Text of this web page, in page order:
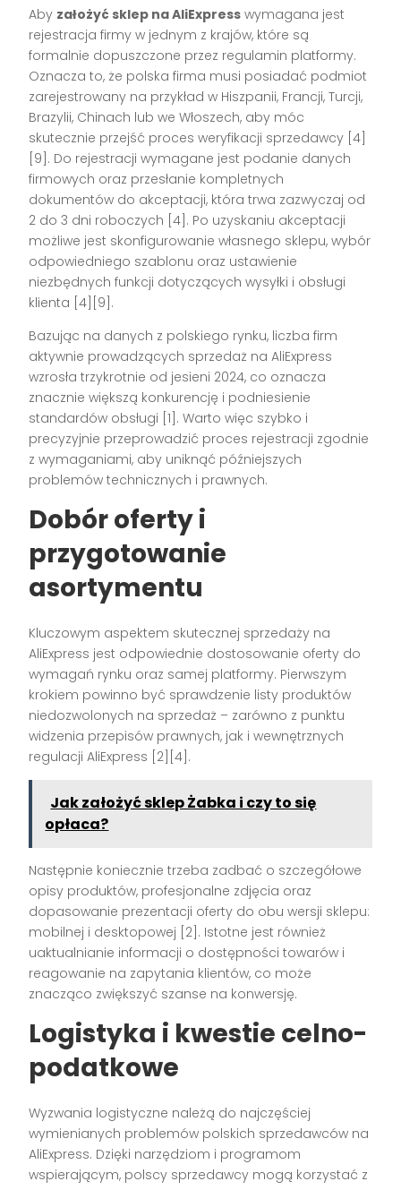
Aby założyć sklep na AliExpress wymagana jest
rejestracja firmy w jednym z krajów, które są
formalnie dopuszczone przez regulamin platformy.
Oznacza to, że polska firma musi posiadać podmiot
zarejestrowany na przykład w Hiszpanii, Francji, Turcji,
Brazylii, Chinach lub we Włoszech, aby móc
skutecznie przejść proces weryfikacji sprzedawcy [4]
[9]. Do rejestracji wymagane jest podanie danych
firmowych oraz przesłanie kompletnych
dokumentów do akceptacji, która trwa zazwyczaj od
2 do 3 dni roboczych [4]. Po uzyskaniu akceptacji
możliwe jest skonfigurowanie własnego sklepu, wybór
odpowiedniego szablonu oraz ustawienie
niezbędnych funkcji dotyczących wysyłki i obsługi
klienta [4][9].
Bazując na danych z polskiego rynku, liczba firm
aktywnie prowadzących sprzedaż na AliExpress
wzrosła trzykrotnie od jesieni 2024, co oznacza
znacznie większą konkurencję i podniesienie
standardów obsługi [1]. Warto więc szybko i
precyzyjnie przeprowadzić proces rejestracji zgodnie
z wymaganiami, aby uniknąć późniejszych
problemów technicznych i prawnych.
Dobór oferty i
przygotowanie
asortymentu
Kluczowym aspektem skutecznej sprzedaży na
AliExpress jest odpowiednie dostosowanie oferty do
wymagań rynku oraz samej platformy. Pierwszym
krokiem powinno być sprawdzenie listy produktów
niedozwolonych na sprzedaż – zarówno z punktu
widzenia przepisów prawnych, jak i wewnętrznych
regulacji AliExpress [2][4].
Jak założyć sklep Żabka i czy to się
opłaca?
Następnie koniecznie trzeba zadbać o szczegółowe
opisy produktów, profesjonalne zdjęcia oraz
dopasowanie prezentacji oferty do obu wersji sklepu:
mobilnej i desktopowej [2]. Istotne jest również
uaktualnianie informacji o dostępności towarów i
reagowanie na zapytania klientów, co może
znacząco zwiększyć szanse na konwersję.
Logistyka i kwestie celno-
podatkowe
Wyzwania logistyczne należą do najczęściej
wymienianych problemów polskich sprzedawców na
AliExpress. Dzięki narzędziom i programom
wspierającym, polscy sprzedawcy mogą korzystać z